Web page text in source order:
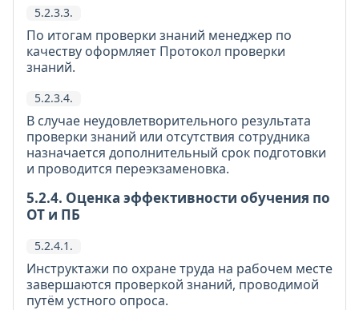
5.2.3.3.
По итогам проверки знаний менеджер по
качеству оформляет Протокол проверки
знаний.
5.2.3.4.
В случае неудовлетворительного результата
проверки знаний или отсутствия сотрудника
назначается дополнительный срок подготовки
и проводится переэкзаменовка.
5.2.4. Оценка эффективности обучения по
ОТ и ПБ
5.2.4.1.
Инструктажи по охране труда на рабочем месте
завершаются проверкой знаний, проводимой
путём устного опроса.